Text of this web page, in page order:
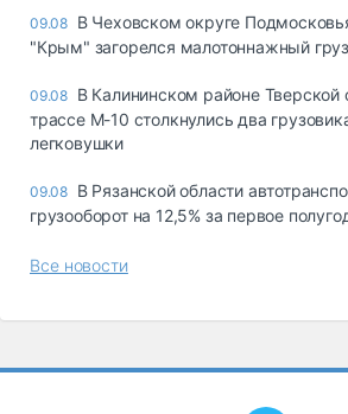
09.08 В Чеховском округе
"Крым" загорелся малотоннажный
09.08 В Калининском районе Тверской
трассе М-10 столкнулись два
легковушки
09.08 В Рязанской области
грузооборот на 12,5% за первое
Все новости